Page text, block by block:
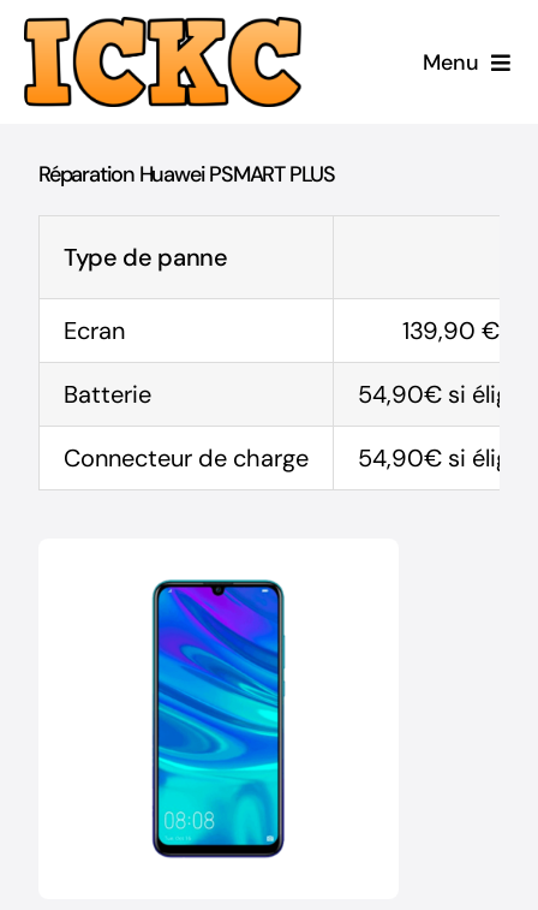
Passer
contenu
Menu
Acheter Reconditionné
ICKC
Blog
Réparation Huawei PSMART PLUS
Type de panne
Ecran 139,90 € (-
Batterie 54,90€ si
Connecteur de charge 54,90€ si